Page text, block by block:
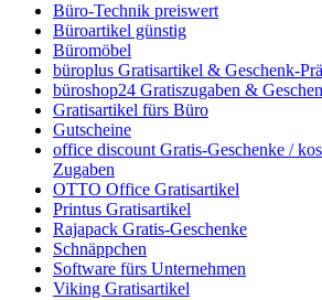
Büro-Technik preiswert
Büroartikel günstig
Büromöbel
büroplus Gratisartikel & Geschenk-
büroshop24 Gratiszugaben &
Gratisartikel fürs Büro
Gutscheine
office discount Gratis-Geschenke /
Zugaben
OTTO Office Gratisartikel
Printus Gratisartikel
Rajapack Gratis-Geschenke
Schnäppchen
Software fürs Unternehmen
Viking Gratisartikel